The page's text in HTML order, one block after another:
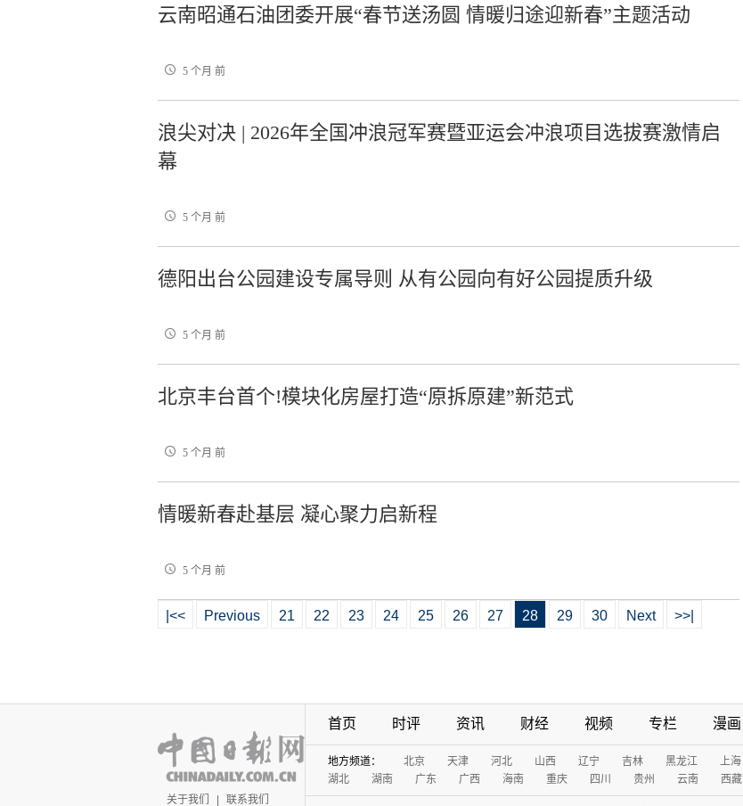
云南昭通石油团委开展“春节送汤圆 情暖归途迎新春”主题活动
5 个月 前
浪尖对决 | 2026年全国冲浪冠军赛暨亚运会冲浪项目选拔赛激情启
幕
5 个月 前
德阳出台公园建设专属导则 从有公园向有好公园提质升级
5 个月 前
北京丰台首个!模块化房屋打造“原拆原建”新范式
5 个月 前
情暖新春赴基层 凝心聚力启新程
5 个月 前
|<< Previous 21 22 23 24 25 26 27 28 29 30 Next >>|
关于我们 | 联系我们
首页 时评 资讯 财经 视频 专栏 漫画
地方频道： 北京 天津 河北 山西 辽宁 吉林 黑龙江 上海
湖北
湖南 广东 广西 海南 重庆 四川 贵州 云南 西藏